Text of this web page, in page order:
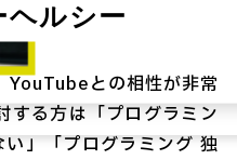
ヘルシー
YouTubeとの相性が非常
する方は「プログラミン
」「プログラミング 独